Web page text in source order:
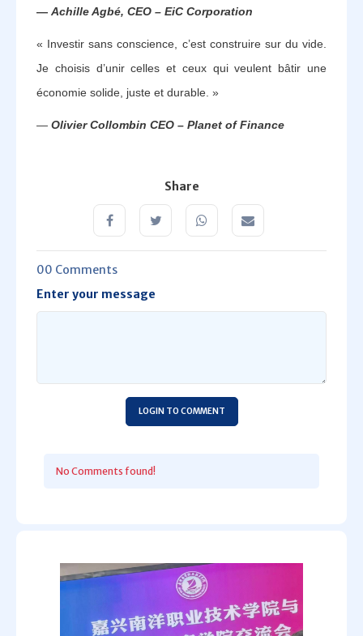
— Achille Agbé, CEO – EiC Corporation
« Investir sans conscience, c’est construire sur du vide.
Je choisis d’unir celles et ceux qui veulent bâtir une
économie solide, juste et durable. »
— Olivier Collombin CEO – Planet of Finance
Share
00 Comments
Enter your message
LOGIN TO COMMENT
No Comments found!